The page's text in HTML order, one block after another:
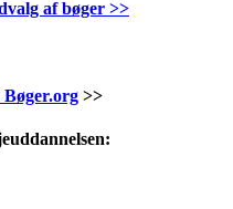
af bøger >>
>>